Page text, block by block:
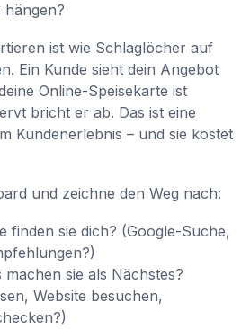
hängen?
ist wie Schlaglöcher auf
Ein Kunde sieht dein Angebot
Online-Speisekarte ist
bricht er ab. Das ist eine
Kundenerlebnis – und sie kostet
und zeichne den Weg nach:
finden sie dich? (Google-Suche,
machen sie als Nächstes?
Website besuchen,